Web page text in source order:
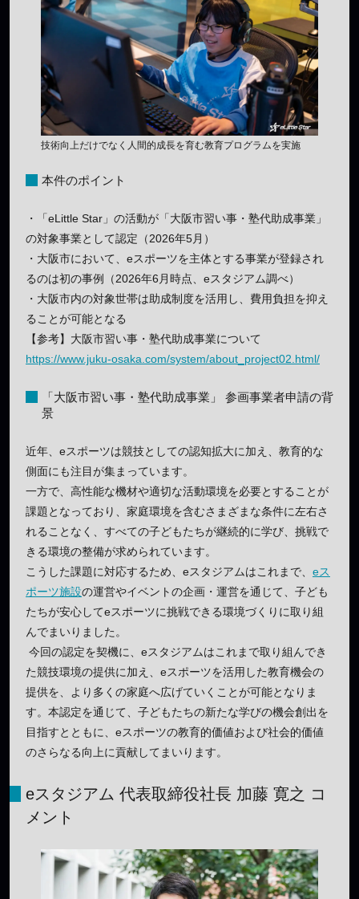
技術向上だけでなく人間的成長を育む教育プログラムを実施
本件のポイント
・「eLittle Star」の活動が「大阪市習い事・塾代助成事業」
の対象事業として認定（2026年5月）
・大阪市において、eスポーツを主体とする事業が登録され
るのは初の事例（2026年6月時点、eスタジアム調べ）
・大阪市内の対象世帯は助成制度を活用し、費用負担を抑え
ることが可能となる
【参考】大阪市習い事・塾代助成事業について
https://www.juku-osaka.com/system/about_project02.html/
「大阪市習い事・塾代助成事業」 参画事業者申請の背
景
近年、eスポーツは競技としての認知拡大に加え、教育的な
側面にも注目が集まっています。
一方で、高性能な機材や適切な活動環境を必要とすることが
課題となっており、家庭環境を含むさまざまな条件に左右さ
れることなく、すべての子どもたちが継続的に学び、挑戦で
きる環境の整備が求められています。
こうした課題に対応するため、eスタジアムはこれまで、 eス
ポーツ施設の運営やイベントの企画・運営を通じて、子ども
たちが安心してeスポーツに挑戦できる環境づくりに取り組
んでまいりました。
今回の認定を契機に、eスタジアムはこれまで取り組んでき
た競技環境の提供に加え、eスポーツを活用した教育機会の
提供を、より多くの家庭へ広げていくことが可能となりま
す。本認定を通じて、子どもたちの新たな学びの機会創出を
目指すとともに、eスポーツの教育的価値および社会的価値
のさらなる向上に貢献してまいります。
eスタジアム 代表取締役社長 加藤 寛之 コ
メント